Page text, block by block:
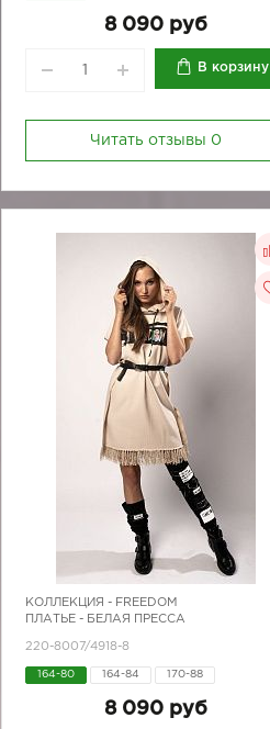
8 090 руб
В корзину
Читать отзывы 0
КОЛЛЕКЦИЯ - FREEDOM
ПЛАТЬЕ - БЕЛАЯ ПРЕССА
220-8007/4918-8
164-80 164-84 170-88
8 090 руб